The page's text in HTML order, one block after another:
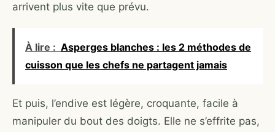
arrivent plus vite que prévu.
À lire : Asperges blanches : les 2 méthodes de
cuisson que les chefs ne partagent jamais
Et puis, l’endive est légère, croquante, facile à
manipuler du bout des doigts. Elle ne s’effrite pas,